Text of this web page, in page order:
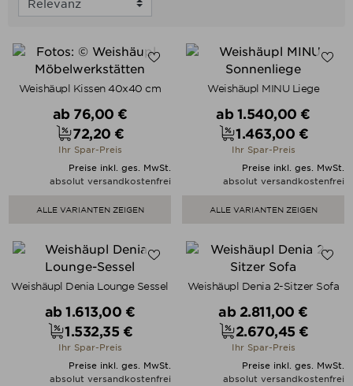
Weishäupl Kissen 40x40 cm
Verkaufspreis
ab 76,00 €
Preis
72,20 €
Ihr Spar-Preis
Preise inkl. ges. MwSt.
absolut versandkostenfrei
ALLE VARIANTEN ZEIGEN
Weishäupl MINU Liege
Verkaufspreis
ab 1.540,00 €
Preis
1.463,00 €
Ihr Spar-Preis
Preise inkl. ges. MwSt.
absolut versandkostenfrei
ALLE VARIANTEN ZEIGEN
Weishäupl Denia Lounge Sessel
Verkaufspreis
ab 1.613,00 €
Preis
1.532,35 €
Ihr Spar-Preis
Preise inkl. ges. MwSt.
absolut versandkostenfrei
Weishäupl Denia 2-Sitzer Sofa
Verkaufspreis
ab 2.811,00 €
Preis
2.670,45 €
Ihr Spar-Preis
Preise inkl. ges. MwSt.
absolut versandkostenfrei